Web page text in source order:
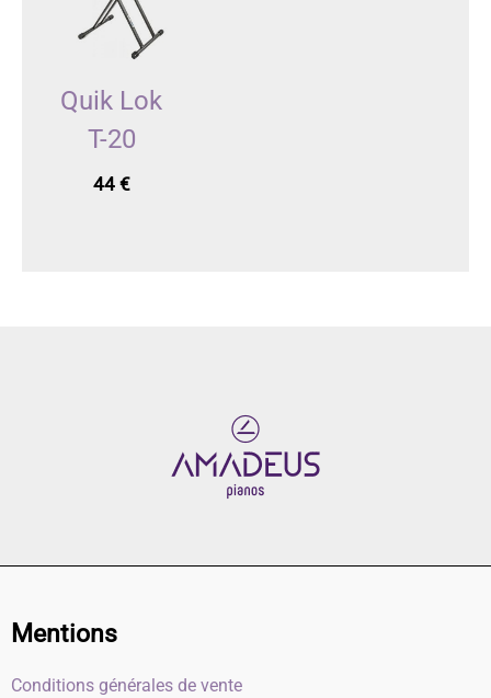
Quik Lok
T-20
44 €
Mentions
Conditions générales de vente